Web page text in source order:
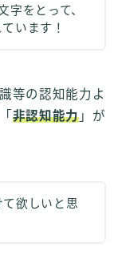
字をとって、
います！
等の認知能力よ
非認知能力 」が
欲しいと思